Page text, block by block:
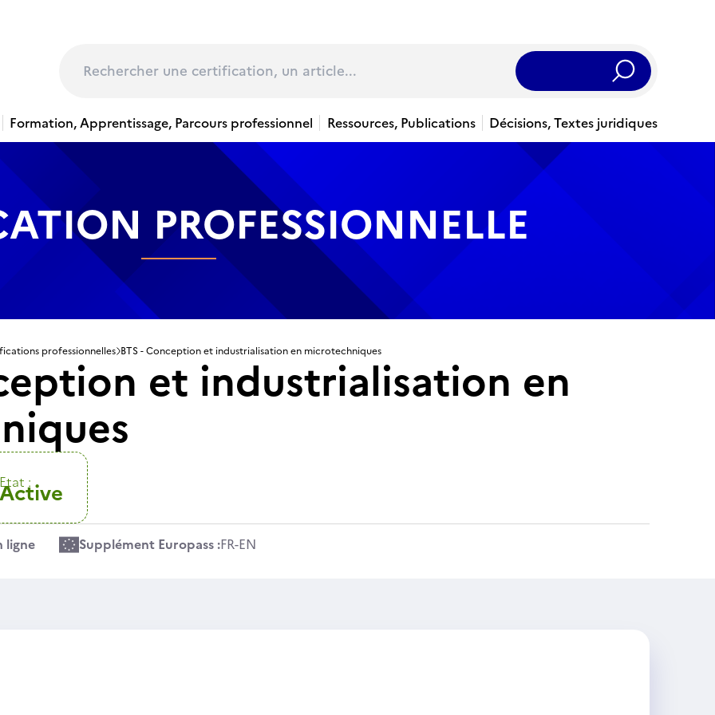
Rechercher
Formation, Apprentissage, Parcours professionnel Ressources, Publications Décisions, Textes juridiques
PROFESSIONNELLE
professionnelles BTS - Conception et industrialisation en microtechniques
et industrialisation en
Etat :
Active
ligne Supplément Europass :FR-EN